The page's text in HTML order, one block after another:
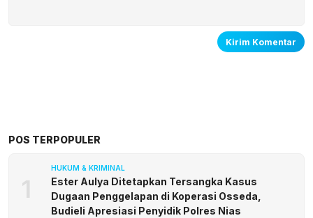
POS TERPOPULER
1
HUKUM & KRIMINAL
Ester Aulya Ditetapkan Tersangka Kasus
Dugaan Penggelapan di Koperasi Osseda,
Budieli Apresiasi Penyidik Polres Nias